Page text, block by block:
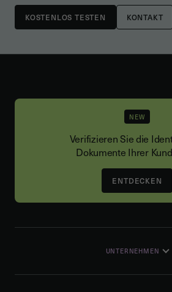
KONTAKT
NEW
Verifizieren Sie die
Dokumente Ihrer
ENTDECKEN
UNTERNEHMEN